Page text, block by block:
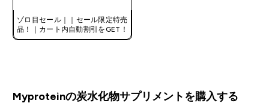
ゾロ目セール｜｜セール限定特売
品！｜カート内自動割引をGET！
Myproteinの炭水化物サプリメントを購入する